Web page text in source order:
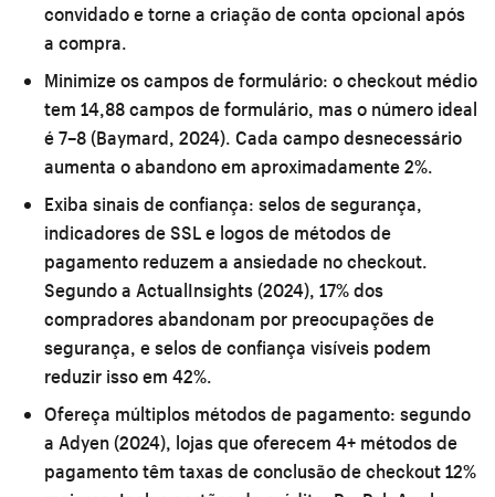
convidado e torne a criação de conta opcional após
a compra.
Minimize os campos de formulário: o checkout médio
tem 14,88 campos de formulário, mas o número ideal
é 7–8 (Baymard, 2024). Cada campo desnecessário
aumenta o abandono em aproximadamente 2%.
Exiba sinais de confiança: selos de segurança,
indicadores de SSL e logos de métodos de
pagamento reduzem a ansiedade no checkout.
Segundo a ActualInsights (2024), 17% dos
compradores abandonam por preocupações de
segurança, e selos de confiança visíveis podem
reduzir isso em 42%.
Ofereça múltiplos métodos de pagamento: segundo
a Adyen (2024), lojas que oferecem 4+ métodos de
pagamento têm taxas de conclusão de checkout 12%